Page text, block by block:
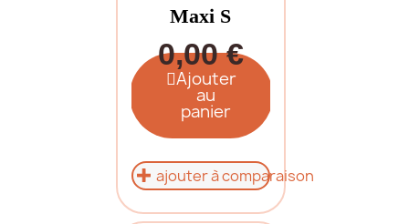
Maxi S
0,00 €
Ajouter
au
panier
ajouter à comparaison